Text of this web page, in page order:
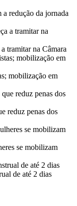
a redução da jornada
tramitar na Câmara
mobilização em
reduz penas dos
se mobilizam
de até 2 dias